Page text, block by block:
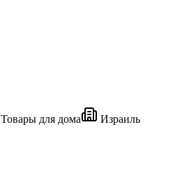
Товары для дома Израиль